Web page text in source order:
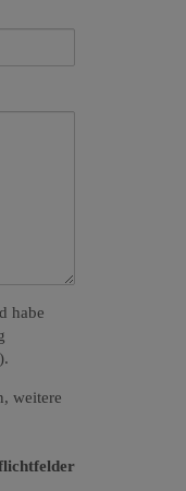
habe
weitere